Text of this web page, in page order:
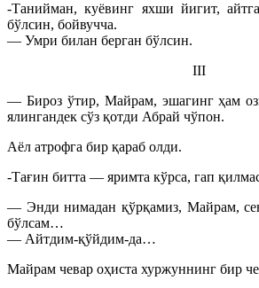
-Танийман, куёвинг яхши йигит,
бўлсин, бойвучча.
— Умри билан берган бўлсин.
III
— Бироз ўтир, Майрам, эшагинг ҳам
ялингандек сўз қотди Абрай чўпон.
Аёл атрофга бир қараб олди.
-Тағин битта — яримта кўрса, гап
— Энди нимадан қўрқамиз, Майрам,
бўлсам…
— Айтдим-қўйдим-да…
Майрам чевар оҳиста хуржуннинг бир